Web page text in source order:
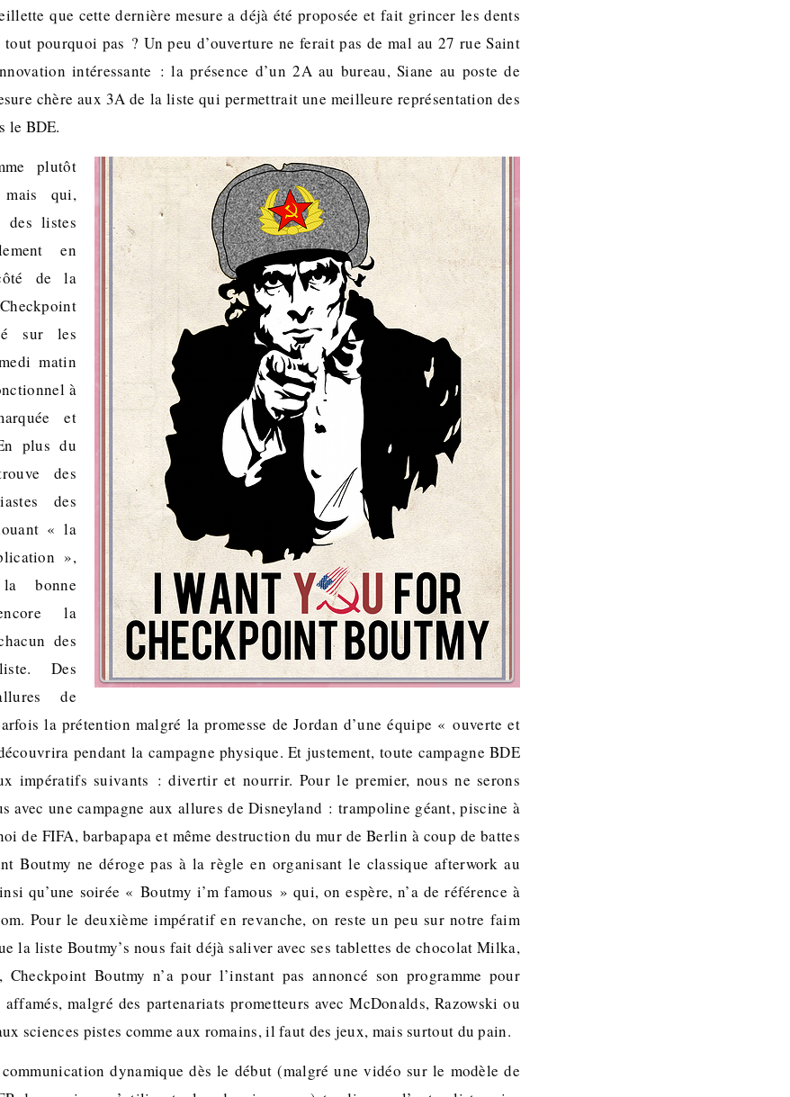
que cette dernière mesure a déjà été proposée et fait grincer les dents
tout pourquoi pas ? Un peu d’ouverture ne ferait pas de mal au 27 rue Saint
intéressante : la présence d’un 2A au bureau, Siane au poste de
chère aux 3A de la liste qui permettrait une meilleure représentation des
le BDE.
plutôt
qui,
des listes
en
de la
sur les
matin
à
et
plus du
des
des
« la
»,
bonne
la
des
Des
de
la prétention malgré la promesse de Jordan d’une équipe « ouverte et
pendant la campagne physique. Et justement, toute campagne BDE
impératifs suivants : divertir et nourrir. Pour le premier, nous ne serons
avec une campagne aux allures de Disneyland : trampoline géant, piscine à
de FIFA, barbapapa et même destruction du mur de Berlin à coup de battes
Boutmy ne déroge pas à la règle en organisant le classique afterwork au
qu’une soirée « Boutmy i’m famous » qui, on espère, n’a de référence à
Pour le deuxième impératif en revanche, on reste un peu sur notre faim
la liste Boutmy’s nous fait déjà saliver avec ses tablettes de chocolat Milka,
Checkpoint Boutmy n’a pour l’instant pas annoncé son programme pour
malgré des partenariats prometteurs avec McDonalds, Razowski ou
sciences pistes comme aux romains, il faut des jeux, mais surtout du pain.
dynamique dès le début (malgré une vidéo sur le modèle de